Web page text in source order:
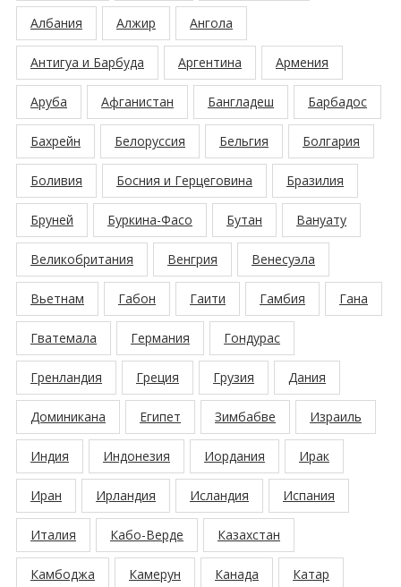
Албания Алжир Ангола
Антигуа и Барбуда Аргентина Армения
Аруба Афганистан Бангладеш Барбадос
Бахрейн Белоруссия Бельгия Болгария
Боливия Босния и Герцеговина Бразилия
Бруней Буркина-Фасо Бутан Вануату
Великобритания Венгрия Венесуэла
Вьетнам Габон Гаити Гамбия Гана
Гватемала Германия Гондурас
Гренландия Греция Грузия Дания
Доминикана Египет Зимбабве Израиль
Индия Индонезия Иордания Ирак
Иран Ирландия Исландия Испания
Италия Кабо-Верде Казахстан
Камбоджа Камерун Канада Катар